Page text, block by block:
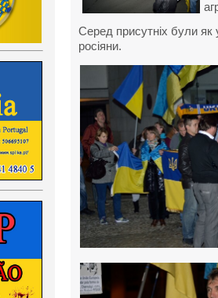
Серед присутніх були як
росіяни.